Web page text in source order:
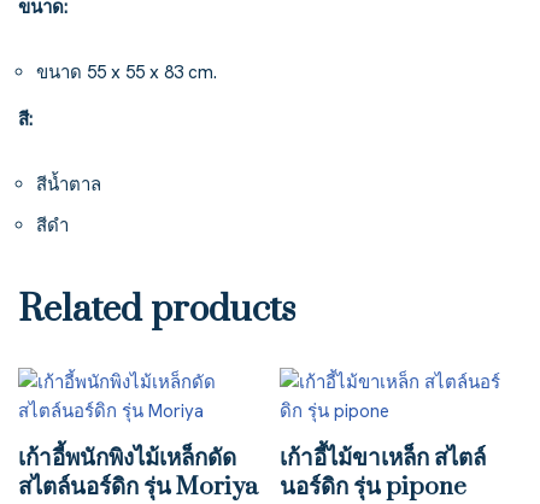
ขนาด:
ขนาด 55 x 55 x 83 cm.
สี:
สีน้ำตาล
สีดำ
Related products
เก้าอี้พนักพิงไม้เหล็กดัด
สไตล์นอร์ดิก รุ่น Moriya
เก้าอี้ไม้ขาเหล็ก สไตล์
นอร์ดิก รุ่น pipone